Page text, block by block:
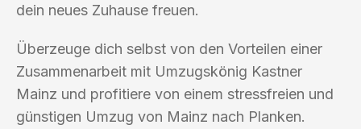
dein neues Zuhause freuen.
Überzeuge dich selbst von den Vorteilen einer
Zusammenarbeit mit Umzugskönig Kastner
Mainz und profitiere von einem stressfreien und
günstigen Umzug von Mainz nach Planken.